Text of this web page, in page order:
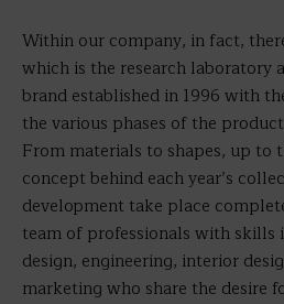
Within our company, in fact,
which is the research laboratory
brand established in 1996 with
the various phases of the
From materials to shapes, up to
concept behind each year’s
development take place
team of professionals with
design, engineering, interior
marketing who share the desire